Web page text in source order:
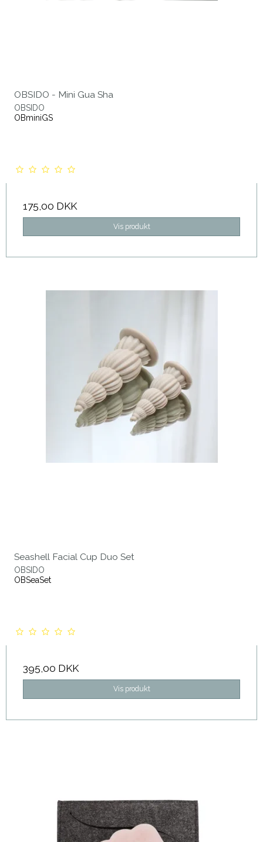
OBSIDO - Mini Gua Sha
OBSIDO
OBminiGS
175,00 DKK
Vis produkt
Seashell Facial Cup Duo Set
OBSIDO
OBSeaSet
395,00 DKK
Vis produkt